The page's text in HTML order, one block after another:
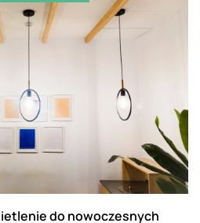
do nowoczesnych